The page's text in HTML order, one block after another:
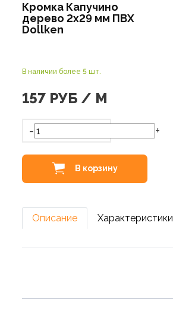
Кромка Капучино
дерево 2х29 мм ПВХ
Dollken
В наличии более 5 шт.
157 РУБ / М
- +
В корзину
Описание Характеристики